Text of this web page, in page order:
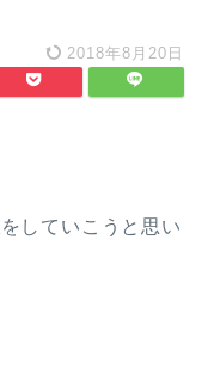
2018年8月20日
をしていこうと思い